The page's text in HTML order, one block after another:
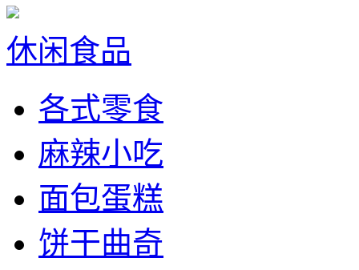
休闲食品
各式零食
麻辣小吃
面包蛋糕
饼干曲奇